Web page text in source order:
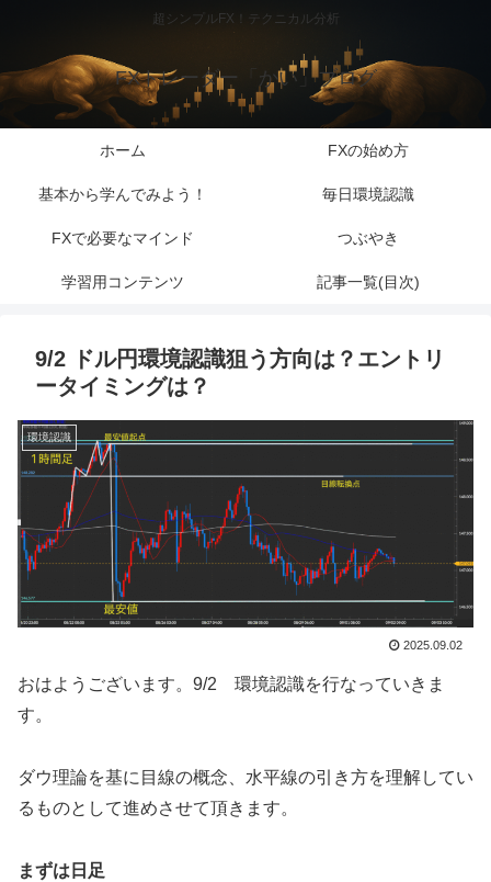
超シンプルFX！テクニカル分析
FXトレーダー「かい」ブログ
ホーム FXの始め方
基本から学んでみよう！ 毎日環境認識
FXで必要なマインド つぶやき
学習用コンテンツ 記事一覧(目次)
9/2 ドル円環境認識狙う方向は？エントリ
ータイミングは？
環境認識
2025.09.02
おはようございます。9/2 環境認識を行なっていきま
す。
ダウ理論を基に目線の概念、水平線の引き方を理解してい
るものとして進めさせて頂きます。
まずは日足